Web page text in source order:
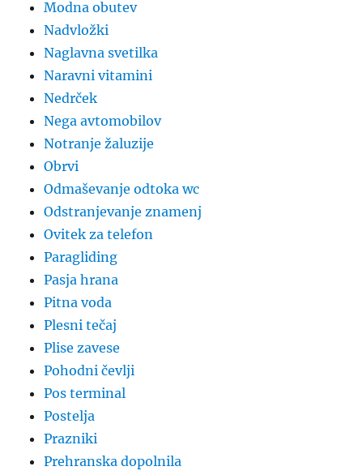
Modna obutev
Nadvložki
Naglavna svetilka
Naravni vitamini
Nedrček
Nega avtomobilov
Notranje žaluzije
Obrvi
Odmaševanje odtoka wc
Odstranjevanje znamenj
Ovitek za telefon
Paragliding
Pasja hrana
Pitna voda
Plesni tečaj
Plise zavese
Pohodni čevlji
Pos terminal
Postelja
Prazniki
Prehranska dopolnila